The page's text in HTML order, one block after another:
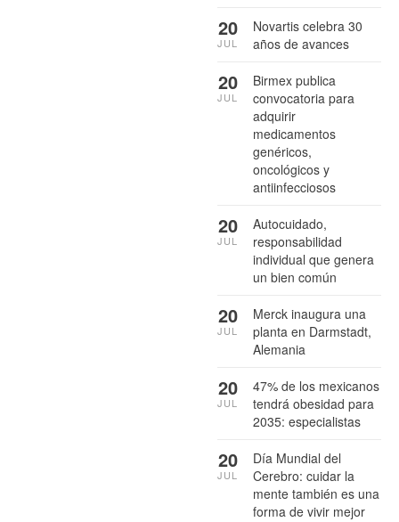
Novartis celebra 30
años de avances
20
JUL
Birmex publica
convocatoria para
adquirir
medicamentos
genéricos,
oncológicos y
antiinfecciosos
20
JUL
Autocuidado,
responsabilidad
individual que genera
un bien común
20
JUL
Merck inaugura una
planta en Darmstadt,
Alemania
20
JUL
47% de los mexicanos
tendrá obesidad para
2035: especialistas
20
JUL
Día Mundial del
Cerebro: cuidar la
mente también es una
forma de vivir mejor
20
JUL